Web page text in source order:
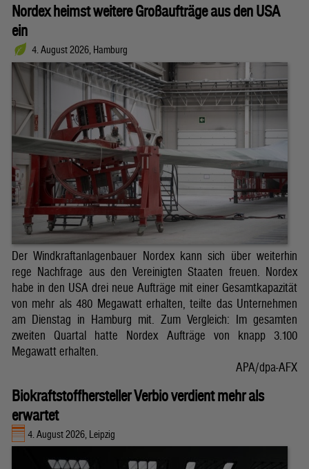
Nordex heimst weitere Großaufträge aus den USA
ein
4. August 2026, Hamburg
Der Windkraftanlagenbauer Nordex kann sich über weiterhin
rege Nachfrage aus den Vereinigten Staaten freuen. Nordex
habe in den USA drei neue Aufträge mit einer Gesamtkapazität
von mehr als 480 Megawatt erhalten, teilte das Unternehmen
am Dienstag in Hamburg mit. Zum Vergleich: Im gesamten
zweiten Quartal hatte Nordex Aufträge von knapp 3.100
Megawatt erhalten.
APA/dpa-AFX
Biokraftstoffhersteller Verbio verdient mehr als
erwartet
4. August 2026, Leipzig